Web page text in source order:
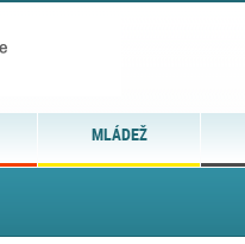
MLÁDEŽ